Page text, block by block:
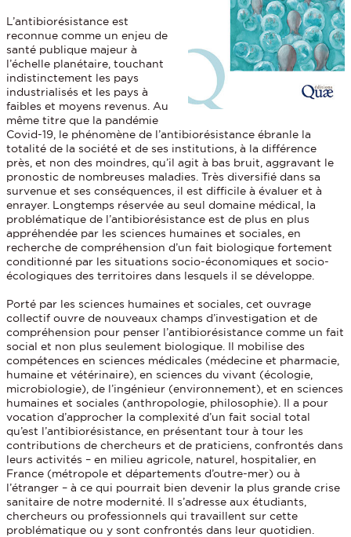
L’antibiorésistance est
reconnue comme un enjeu de
santé publique majeur à
l’échelle planétaire, touchant
indistinctement les pays
industrialisés et les pays à
faibles et moyens revenus. Au
même titre que la pandémie
Covid-19, le phénomène de l’antibiorésistance ébranle la
totalité de la société et de ses institutions, à la différence
près, et non des moindres, qu’il agit à bas bruit, aggravant le
pronostic de nombreuses maladies. Très diversifié dans sa
survenue et ses conséquences, il est difficile à évaluer et à
enrayer. Longtemps réservée au seul domaine médical, la
problématique de l’antibiorésistance est de plus en plus
appréhendée par les sciences humaines et sociales, en
recherche de compréhension d’un fait biologique fortement
conditionné par les situations socio-économiques et socio-
écologiques des territoires dans lesquels il se développe.
Porté par les sciences humaines et sociales, cet ouvrage
collectif ouvre de nouveaux champs d’investigation et de
compréhension pour penser l’antibiorésistance comme un fait
social et non plus seulement biologique. Il mobilise des
compétences en sciences médicales (médecine et pharmacie,
humaine et vétérinaire), en sciences du vivant (écologie,
microbiologie), de l’ingénieur (environnement), et en sciences
humaines et sociales (anthropologie, philosophie). Il a pour
vocation d’approcher la complexité d’un fait social total
qu’est l’antibiorésistance, en présentant tour à tour les
contributions de chercheurs et de praticiens, confrontés dans
leurs activités – en milieu agricole, naturel, hospitalier, en
France (métropole et départements d’outre-mer) ou à
l’étranger – à ce qui pourrait bien devenir la plus grande crise
sanitaire de notre modernité. Il s’adresse aux étudiants,
chercheurs ou professionnels qui travaillent sur cette
problématique ou y sont confrontés dans leur quotidien.